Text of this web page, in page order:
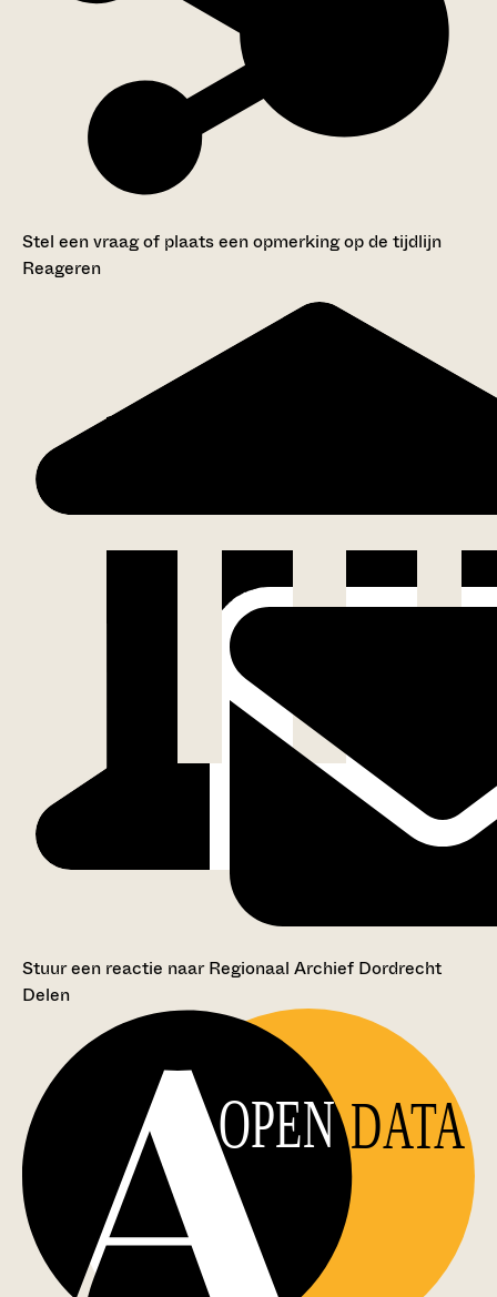
Stel een vraag of plaats een opmerking op de tijdlijn
Reageren
Stuur een reactie naar Regionaal Archief Dordrecht
Delen
OPEN DATA